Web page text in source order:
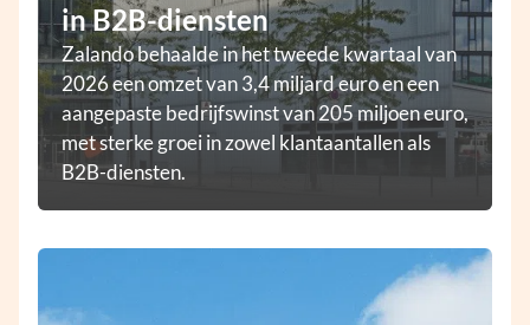
in B2B-diensten
Zalando behaalde in het tweede kwartaal van
2026 een omzet van 3,4 miljard euro en een
aangepaste bedrijfswinst van 205 miljoen euro,
met sterke groei in zowel klantaantallen als
B2B-diensten.